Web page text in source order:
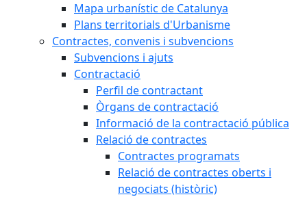
Mapa urbanístic de Catalunya
Plans territorials d'Urbanisme
Contractes, convenis i subvencions
Subvencions i ajuts
Contractació
Perfil de contractant
Òrgans de contractació
Informació de la contractació pública
Relació de contractes
Contractes programats
Relació de contractes oberts i
negociats (històric)